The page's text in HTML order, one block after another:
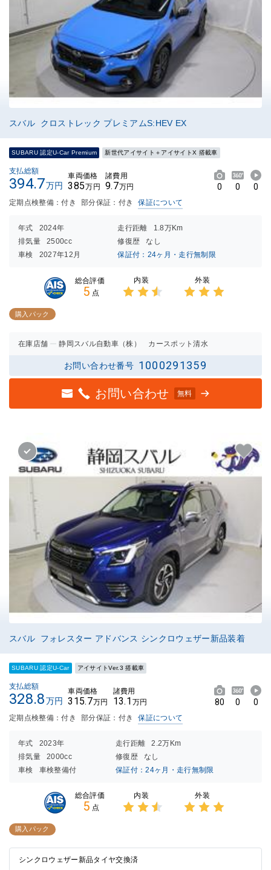
スバル クロストレック プレミアムS:HEV EX
SUBARU 認定U-Car Premium 新世代アイサイト＋アイサイトX 搭載車
支払総額
394.7万円
車両価格
385万円
諸費用
9.7万円 0 0 0
定期点検整備：付き 部分保証：付き 保証について
年式 2024年 走行距離
1.8万Km
排気量
2500cc 修復歴
なし
車検
2027年12月 保証付：24ヶ月・走行無制限
総合評価
5 点
内装 外装
購入パック
在庫店舗 静岡スバル自動車（株） カースポット清水
お問い合わせ番号 1000291359
お問い合わせ 無料
スバル フォレスター アドバンス シンクロウェザー新品装着
SUBARU 認定U-Car アイサイトVer.3 搭載車
支払総額
328.8万円
車両価格
315.7万円
諸費用
13.1 万円 80 0 0
定期点検整備：付き 部分保証：付き 保証について
年式 2023年 走行距離
2.2万Km
排気量
2000cc 修復歴
なし
車検
車検整備付 保証付：24ヶ月・走行無制限
総合評価
5 点
内装 外装
購入パック
シンクロウェザー新品タイヤ交換済